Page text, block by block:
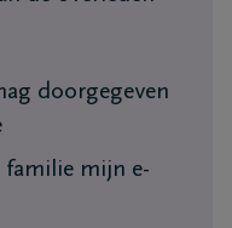
doorgegeven
mijn e-